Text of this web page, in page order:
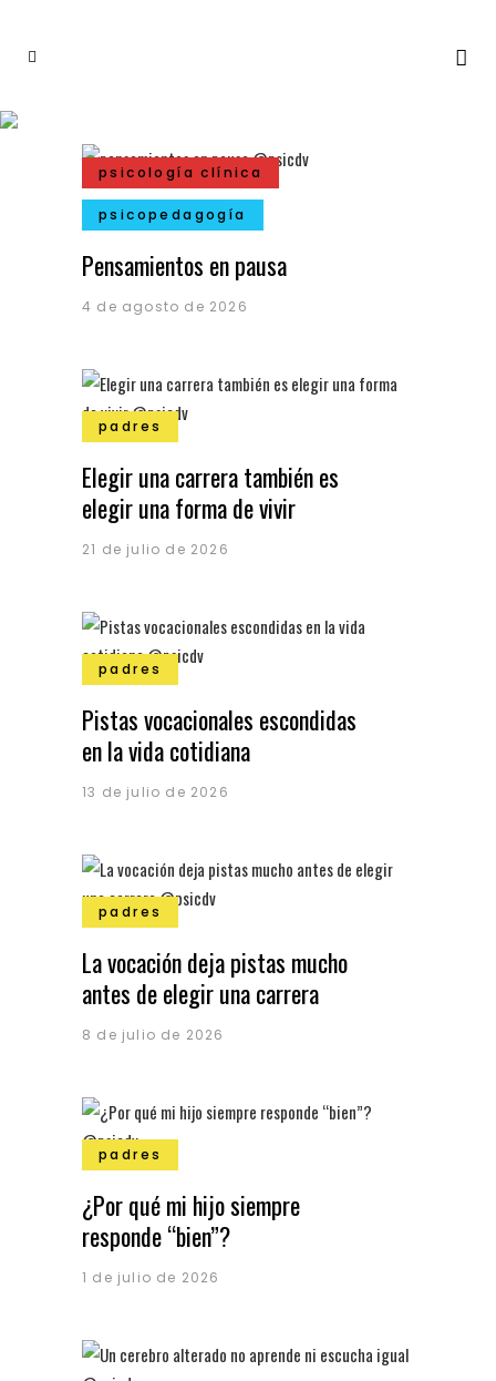
psicología clínica
psicopedagogía
Pensamientos en pausa
4 de agosto de 2026
padres
Elegir una carrera también es
elegir una forma de vivir
21 de julio de 2026
padres
Pistas vocacionales escondidas
en la vida cotidiana
13 de julio de 2026
padres
La vocación deja pistas mucho
antes de elegir una carrera
8 de julio de 2026
padres
¿Por qué mi hijo siempre
responde “bien”?
1 de julio de 2026